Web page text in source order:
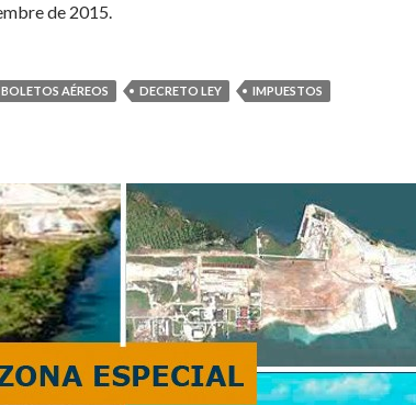
de 2015.
BOLETOS AÉREOS DECRETO LEY
IMPUESTOS